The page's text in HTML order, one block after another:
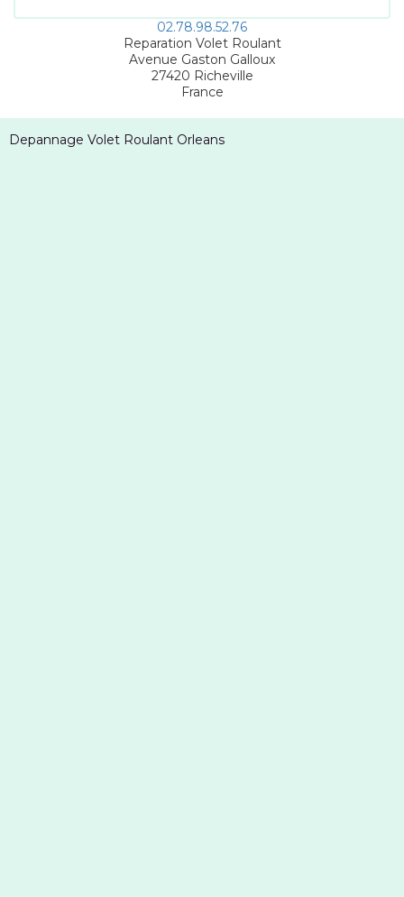
02.78.98.52.76
Reparation Volet Roulant
Avenue Gaston Galloux
27420 Richeville
France
Depannage Volet Roulant Orleans